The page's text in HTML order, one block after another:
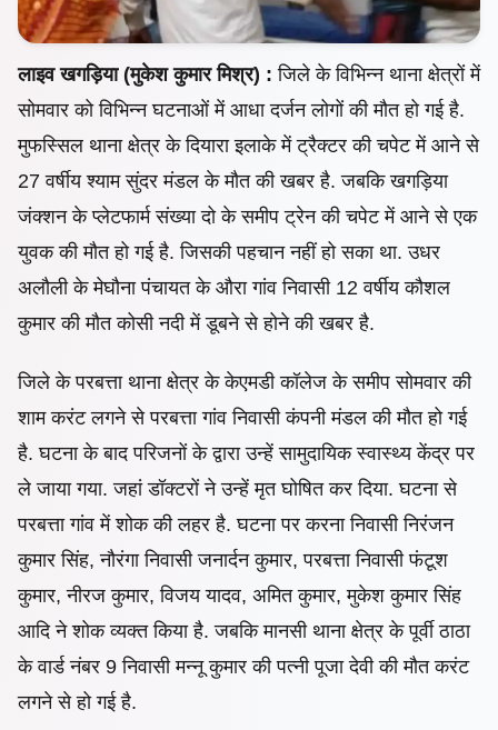
लाइव खगड़िया (मुकेश कुमार मिश्र) : जिले के विभिन्न थाना क्षेत्रों में
सोमवार को विभिन्न घटनाओं में आधा दर्जन लोगों की मौत हो गई है.
मुफस्सिल थाना क्षेत्र के दियारा इलाके में ट्रैक्टर की चपेट में आने से
27 वर्षीय श्याम सुंदर मंडल के मौत की खबर है. जबकि खगड़िया
जंक्शन के प्लेटफार्म संख्या दो के समीप ट्रेन की चपेट में आने से एक
युवक की मौत हो गई है. जिसकी पहचान नहीं हो सका था. उधर
अलौली के मेघौना पंचायत के औरा गांव निवासी 12 वर्षीय कौशल
कुमार की मौत कोसी नदी में डूबने से होने की खबर है.
जिले के परबत्ता थाना क्षेत्र के केएमडी कॉलेज के समीप सोमवार की
शाम करंट लगने से परबत्ता गांव निवासी कंपनी मंडल की मौत हो गई
है. घटना के बाद परिजनों के द्वारा उन्हें सामुदायिक स्वास्थ्य केंद्र पर
ले जाया गया. जहां डॉक्टरों ने उन्हें मृत घोषित कर दिया. घटना से
परबत्ता गांव में शोक की लहर है. घटना पर करना निवासी निरंजन
कुमार सिंह, नौरंगा निवासी जनार्दन कुमार, परबत्ता निवासी फंटूश
कुमार, नीरज कुमार, विजय यादव, अमित कुमार, मुकेश कुमार सिंह
आदि ने शोक व्यक्त किया है. जबकि मानसी थाना क्षेत्र के पूर्वी ठाठा
के वार्ड नंबर 9 निवासी मन्नू कुमार की पत्नी पूजा देवी की मौत करंट
लगने से हो गई है.